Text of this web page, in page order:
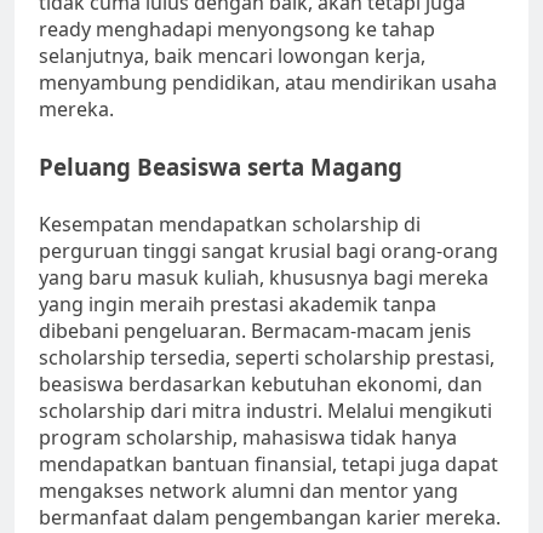
ready menghadapi menyongsong ke tahap
selanjutnya, baik mencari lowongan kerja,
menyambung pendidikan, atau mendirikan usaha
mereka.
Peluang Beasiswa serta Magang
Kesempatan mendapatkan scholarship di
perguruan tinggi sangat krusial bagi orang-orang
yang baru masuk kuliah, khususnya bagi mereka
yang ingin meraih prestasi akademik tanpa
dibebani pengeluaran. Bermacam-macam jenis
scholarship tersedia, seperti scholarship prestasi,
beasiswa berdasarkan kebutuhan ekonomi, dan
scholarship dari mitra industri. Melalui mengikuti
program scholarship, mahasiswa tidak hanya
mendapatkan bantuan finansial, tetapi juga dapat
mengakses network alumni dan mentor yang
bermanfaat dalam pengembangan karier mereka.